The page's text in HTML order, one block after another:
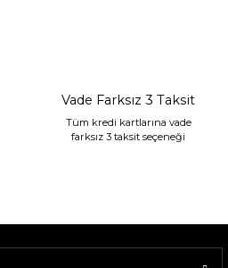
Vade Farksız 3 Taksit
Tüm kredi kartlarına vade
farksız 3 taksit seçeneği